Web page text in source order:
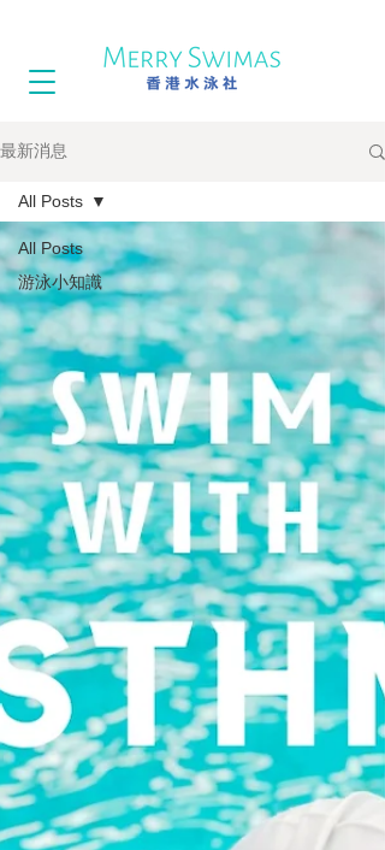
最新消息
All Posts
游泳小知識
All Posts